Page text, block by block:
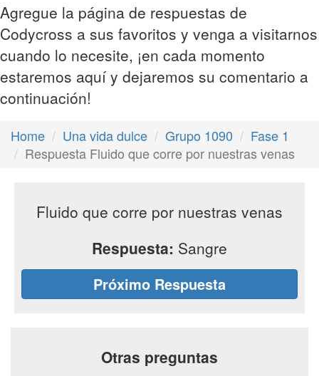
Agregue la página de respuestas de
Codycross a sus favoritos y venga a visitarnos
cuando lo necesite, ¡en cada momento
estaremos aquí y dejaremos su comentario a
continuación!
Home Una vida dulce Grupo 1090
Fase 1
Respuesta Fluido que corre por nuestras venas
Fluido que corre por nuestras venas
Respuesta: Sangre
Próximo Respuesta
Otras preguntas